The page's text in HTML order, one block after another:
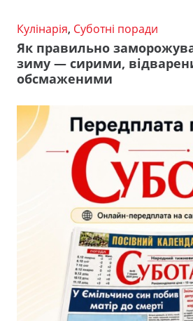
Кулінарія, Суботні поради
Як правильно
зиму — сирими,
обсмаженими